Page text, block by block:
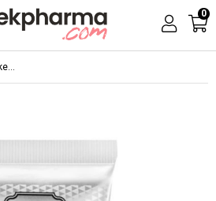
0
Marvis Smokers Whitening Diş Macunu 25 ml